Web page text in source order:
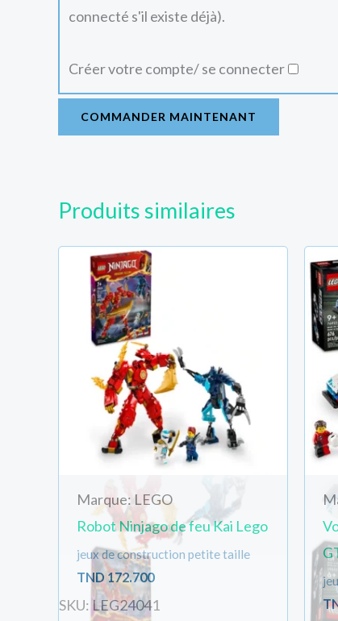
connecté s'il existe déjà).
Créer votre compte/ se connecter
COMMANDER MAINTENANT
Produits similaires
Marque: LEGO
Robot Ninjago de feu Kai Lego
jeux de construction petite taille
TND 172.700
SKU: LEG24041